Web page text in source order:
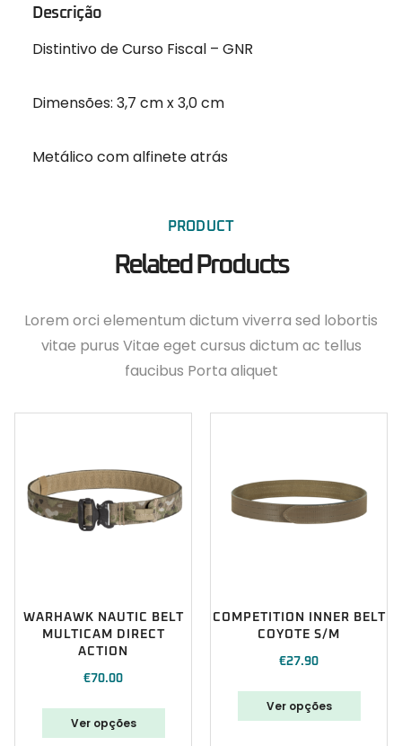
Descrição
Distintivo de Curso Fiscal – GNR
Dimensões: 3,7 cm x 3,0 cm
Metálico com alfinete atrás
PRODUCT
Related Products
Lorem orci elementum dictum viverra sed lobortis
vitae purus Vitae eget cursus dictum ac tellus
faucibus Porta aliquet
WARHAWK NAUTIC BELT
MULTICAM DIRECT
ACTION
€70.00
Ver opções
COMPETITION INNER BELT
COYOTE S/M
€27.90
Ver opções